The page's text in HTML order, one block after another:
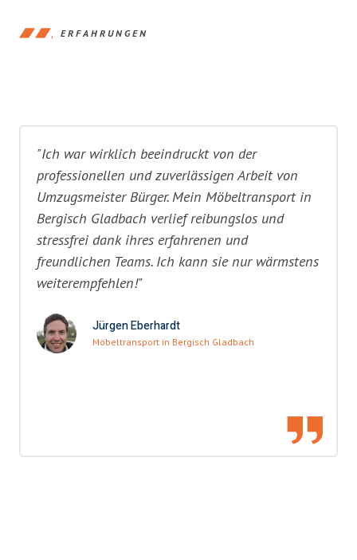
ERFAHRUNGEN
"Ich war wirklich beeindruckt von der
professionellen und zuverlässigen Arbeit von
Umzugsmeister Bürger. Mein Möbeltransport in
Bergisch Gladbach verlief reibungslos und
stressfrei dank ihres erfahrenen und
freundlichen Teams. Ich kann sie nur wärmstens
weiterempfehlen!"
Jürgen Eberhardt
Möbeltransport in Bergisch Gladbach